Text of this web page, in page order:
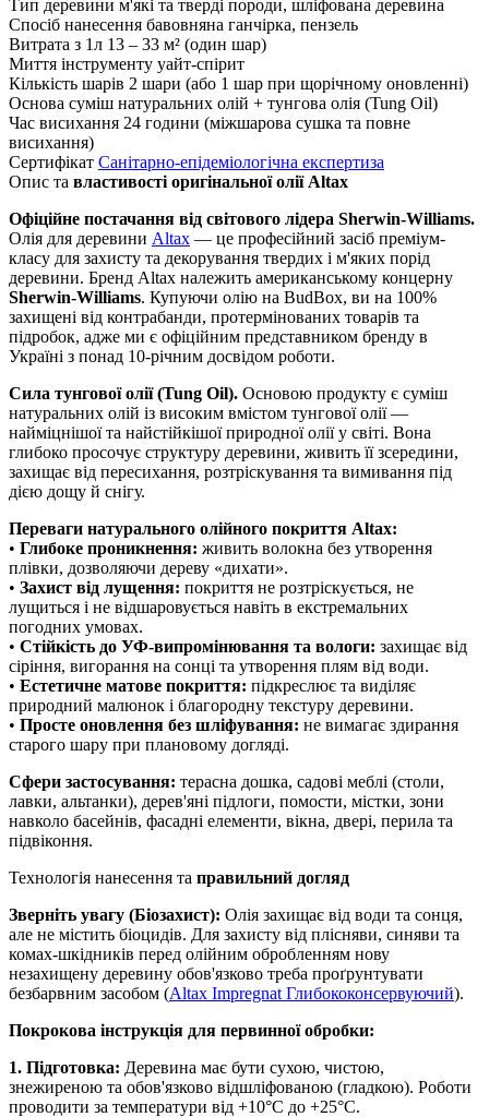
Тип деревини м'які та тверді породи, шліфована деревина
Спосіб нанесення бавовняна ганчірка, пензель
Витрата з 1л 13 – 33 м² (один шар)
Миття інструменту уайт-спірит
Кількість шарів 2 шари (або 1 шар при щорічному оновленні)
Основа суміш натуральних олій + тунгова олія (Tung Oil)
Час висихання 24 години (міжшарова сушка та повне
висихання)
Сертифікат Санітарно-епідеміологічна експертиза
Опис та властивості оригінальної олії Altax
Офіційне постачання від світового лідера Sherwin-Williams.
Олія для деревини Altax — це професійний засіб преміум-
класу для захисту та декорування твердих і м'яких порід
деревини. Бренд Altax належить американському концерну
Sherwin-Williams. Купуючи олію на BudBox, ви на 100%
захищені від контрабанди, протермінованих товарів та
підробок, адже ми є офіційним представником бренду в
Україні з понад 10-річним досвідом роботи.
Сила тунгової олії (Tung Oil). Основою продукту є суміш
натуральних олій із високим вмістом тунгової олії —
найміцнішої та найстійкішої природної олії у світі. Вона
глибоко просочує структуру деревини, живить її зсередини,
захищає від пересихання, розтріскування та вимивання під
дією дощу й снігу.
Переваги натурального олійного покриття Altax:
• Глибоке проникнення: живить волокна без утворення
плівки, дозволяючи дереву «дихати».
• Захист від лущення: покриття не розтріскується, не
лущиться і не відшаровується навіть в екстремальних
погодних умовах.
• Стійкість до УФ-випромінювання та вологи: захищає від
сіріння, вигорання на сонці та утворення плям від води.
• Естетичне матове покриття: підкреслює та виділяє
природний малюнок і благородну текстуру деревини.
• Просте оновлення без шліфування: не вимагає здирання
старого шару при плановому догляді.
Сфери застосування: терасна дошка, садові меблі (столи,
лавки, альтанки), дерев'яні підлоги, помости, містки, зони
навколо басейнів, фасадні елементи, вікна, двері, перила та
підвіконня.
Технологія нанесення та правильний догляд
Зверніть увагу (Біозахист): Олія захищає від води та сонця,
але не містить біоцидів. Для захисту від плісняви, синяви та
комах-шкідників перед олійним обробленням нову
незахищену деревину обов'язково треба проґрунтувати
безбарвним засобом (Altax Impregnat Глибококонсервуючий).
Покрокова інструкція для первинної обробки:
1. Підготовка: Деревина має бути сухою, чистою,
знежиреною та обов'язково відшліфованою (гладкою). Роботи
проводити за температури від +10°С до +25°С.